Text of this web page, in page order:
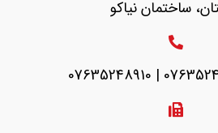
ساختمان نیاکو